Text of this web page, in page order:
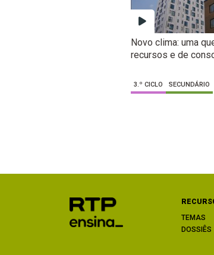
Novo clima: uma
recursos e de
3.º CICLO SECUNDÁRIO
TEMAS
DOSSIÊS